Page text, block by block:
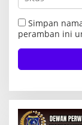
Simpan
peramban ini